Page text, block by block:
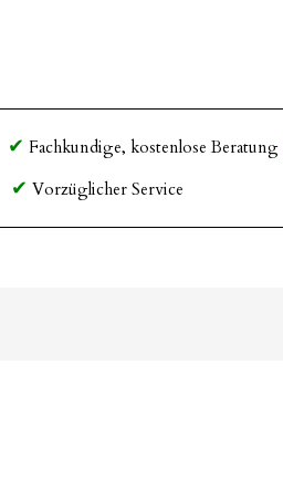
Fachkundige, kostenlose Beratung
Vorzüglicher Service